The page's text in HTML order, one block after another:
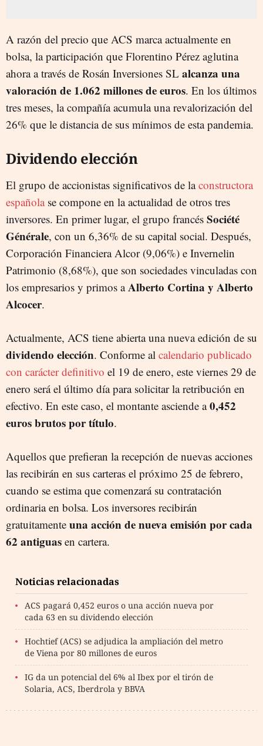
A razón del precio que ACS marca actualmente en
bolsa, la participación que Florentino Pérez aglutina
ahora a través de Rosán Inversiones SL alcanza una
valoración de 1.062 millones de euros. En los últimos
tres meses, la compañía acumula una revalorización del
26% que le distancia de sus mínimos de esta pandemia.
Dividendo elección
El grupo de accionistas significativos de laconstructora
españolase compone en la actualidad de otros tres
inversores. En primer lugar, el grupo francés Société
Générale, con un 6,36% de su capital social. Después,
Corporación Financiera Alcor (9,06%) e Invernelin
Patrimonio (8,68%), que son sociedades vinculadas con
los empresarios y primos aAlberto Cortina y Alberto
Alcocer.
Actualmente, ACS tiene abierta una nueva edición de su
dividendo elección. Conforme al calendario publicado
con carácter definitivo el 19 de enero, este viernes 29 de
enero será el último día para solicitar la retribución en
efectivo. En este caso, el montante asciende a0,452
euros brutos por título.
Aquellos que prefieran la recepción de nuevas acciones
las recibirán en sus carteras el próximo 25 de febrero,
cuando se estima que comenzará su contratación
ordinaria en bolsa. Los inversores recibirán
gratuitamente una acción de nueva emisión por cada
62 antiguas en cartera.
Noticias relacionadas
ACS pagará 0,452 euros o una acción nueva por
cada 63 en su dividendo elección
Hochtief (ACS) se adjudica la ampliación del metro
de Viena por 80 millones de euros
IG da un potencial del 6% al Ibex por el tirón de
Solaria, ACS, Iberdrola y BBVA